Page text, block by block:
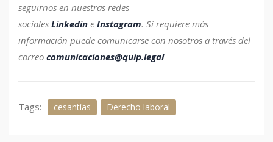
seguirnos en nuestras redes
sociales Linkedin e Instagram. Si requiere más
información puede comunicarse con nosotros a través del
correo comunicaciones@quip.legal
Tags: cesantías Derecho laboral